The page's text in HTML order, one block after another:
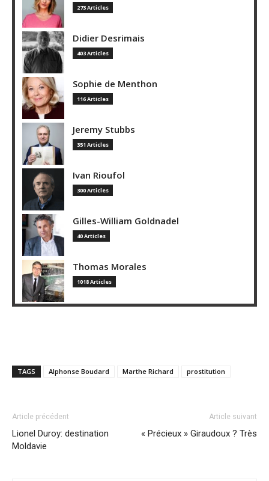
273 Articles
Didier Desrimais
403 Articles
Sophie de Menthon
116 Articles
Jeremy Stubbs
351 Articles
Ivan Rioufol
300 Articles
Gilles-William Goldnadel
40 Articles
Thomas Morales
1018 Articles
TAGS Alphonse Boudard Marthe Richard prostitution
Article précédent
Lionel Duroy: destination
Moldavie
Article suivant
« Précieux » Giraudoux ? Très